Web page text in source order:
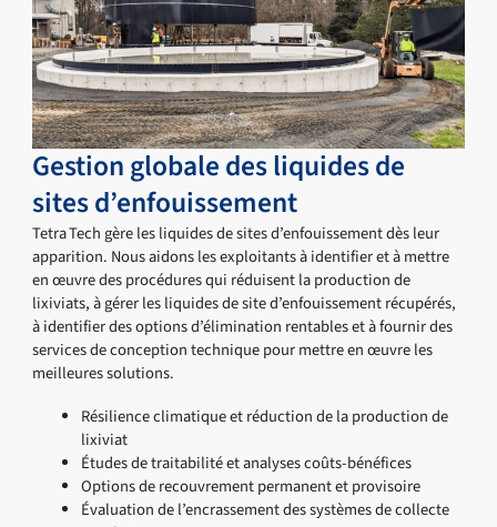
Gestion globale des liquides de
sites d’enfouissement
Tetra Tech gère les liquides de sites d’enfouissement dès leur
apparition. Nous aidons les exploitants à identifier et à mettre
en œuvre des procédures qui réduisent la production de
lixiviats, à gérer les liquides de site d’enfouissement récupérés,
à identifier des options d’élimination rentables et à fournir des
services de conception technique pour mettre en œuvre les
meilleures solutions.
Résilience climatique et réduction de la production de
lixiviat
Études de traitabilité et analyses coûts-bénéfices
Options de recouvrement permanent et provisoire
Évaluation de l’encrassement des systèmes de collecte